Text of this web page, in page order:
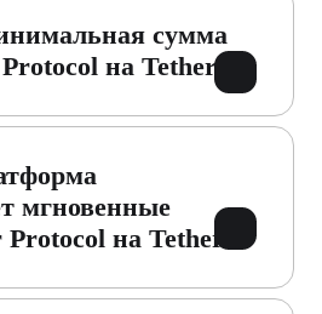
сумма
на Tether?
мгновенные
на Tether?